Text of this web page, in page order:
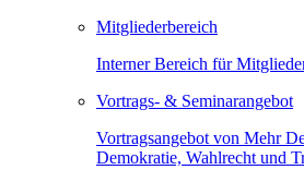
Mitgliederbereich
Interner Bereich für
Vortrags- & Seminarangebot
Vortragsangebot von Mehr
Demokratie, Wahlrecht und